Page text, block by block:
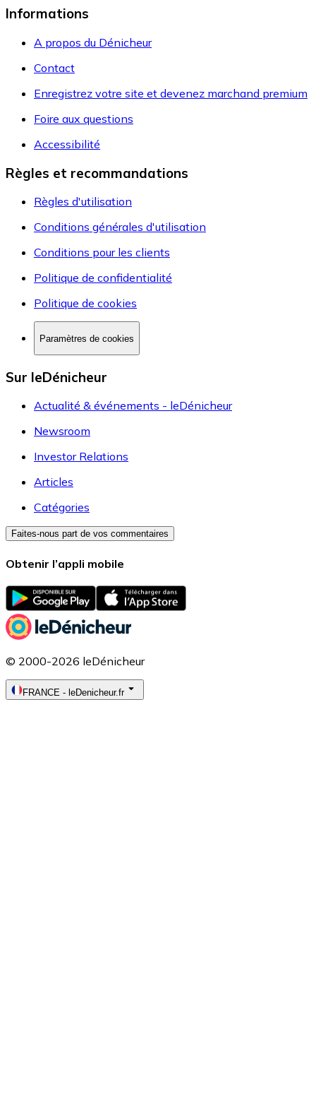
Informations
A propos du Dénicheur
Contact
Enregistrez votre site et devenez marchand premium
Foire aux questions
Accessibilité
Règles et recommandations
Règles d'utilisation
Conditions générales d'utilisation
Conditions pour les clients
Politique de confidentialité
Politique de cookies
Paramètres de cookies
Sur leDénicheur
Actualité & événements - leDénicheur
Newsroom
Investor Relations
Articles
Catégories
Faites-nous part de vos commentaires
Obtenir l’appli mobile
© 2000-2026 leDénicheur
FRANCE - leDenicheur.fr